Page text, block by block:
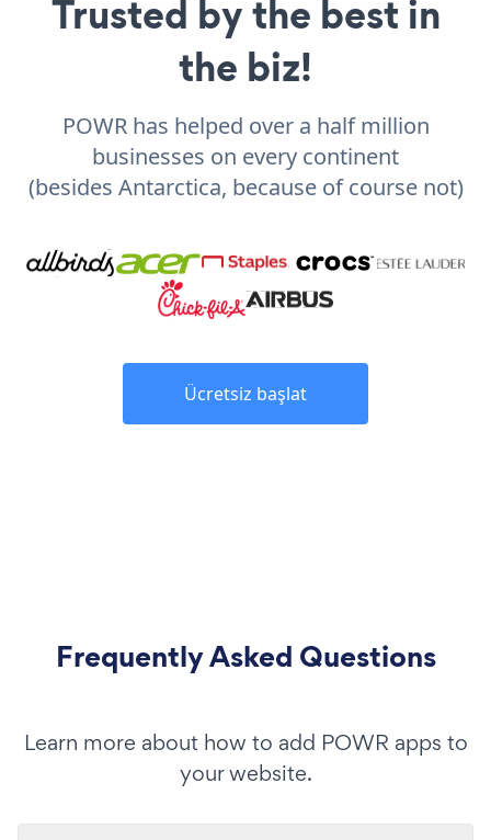
Trusted by the best in
the biz!
POWR has helped over a half million
businesses on every continent
(besides Antarctica, because of course not)
Ücretsiz başlat
Frequently Asked Questions
Learn more about how to add POWR apps to
your website.